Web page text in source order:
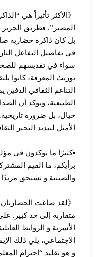
《الأكثر تأثيراً هي
المصير”. فطريق الحرير
بل كان ذاكرة حضارية
في تفاصيل التفاعل
سواء في تقديسهم
توريث المعرفة، كانوا
التناغم الثقافي الدفين
الطبيعية، ويؤكد أن
خيال، بل ضرورة
الأمثل لتبديد التحيز
▪︎كثيرًا ما تؤكدون في
برأيكم، ما القيم
والصينية و تستحق
《لقد صاغت
متقاربة إلى حد كبير.
الأسرية و الروابط
الاجتماعي، يلي ذلك
و هو تقليد “احترام